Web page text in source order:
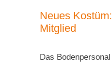
Neues
Mitglied
Das